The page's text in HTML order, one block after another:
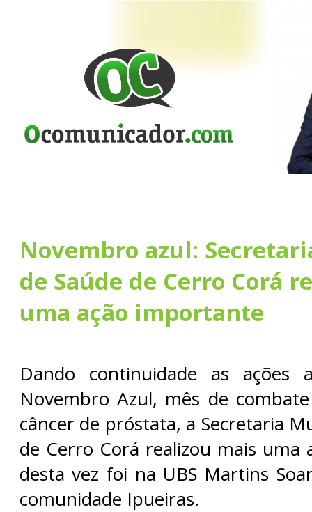
Novembro azul:
de Saúde de Cerro Corá
uma ação importante
Dando continuidade as ações
Novembro Azul, mês de
câncer de próstata, a Secretaria
de Cerro Corá realizou mais uma
desta vez foi na UBS Martins
comunidade Ipueiras.